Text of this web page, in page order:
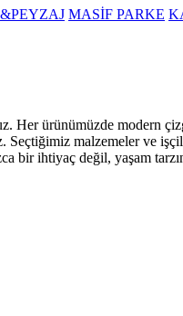
MASİF PARKE
ürünümüzde modern
malzemeler ve
ihtiyaç değil, yaşam